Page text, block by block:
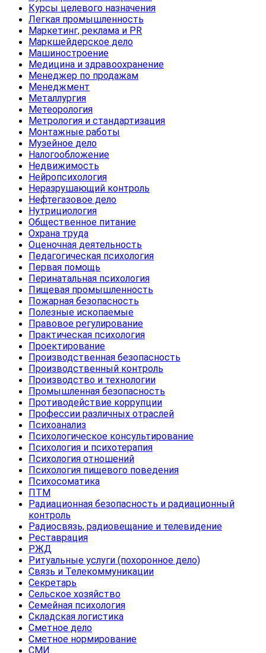
Курсы целевого назначения
Легкая промышленность
Маркетинг, реклама и PR
Маркшейдерское дело
Машиностроение
Медицина и здравоохранение
Менеджер по продажам
Менеджмент
Металлургия
Метеорология
Метрология и стандартизация
Монтажные работы
Музейное дело
Налогообложение
Недвижимость
Нейропсихология
Неразрушающий контроль
Нефтегазовое дело
Нутрициология
Общественное питание
Охрана труда
Оценочная деятельность
Педагогическая психология
Первая помощь
Перинатальная психология
Пищевая промышленность
Пожарная безопасность
Полезные ископаемые
Правовое регулирование
Практическая психология
Проектирование
Производственная безопасность
Производственный контроль
Производство и технологии
Промышленная безопасность
Противодействие коррупции
Профессии различных отраслей
Психоанализ
Психологическое консультирование
Психология и психотерапия
Психология отношений
Психология пищевого поведения
Психосоматика
ПТМ
Радиационная безопасность и радиационный
контроль
Радиосвязь, радиовещание и телевидение
Реставрация
РЖД
Ритуальные услуги (похоронное дело)
Связь и Телекоммуникации
Секретарь
Сельское хозяйство
Семейная психология
Складская логистика
Сметное дело
Сметное нормирование
СМИ